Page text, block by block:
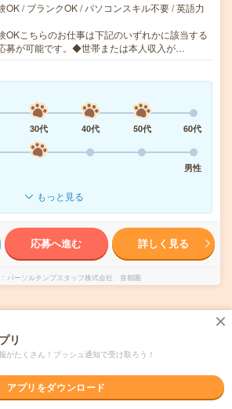
OK / ブランクOK / パソコンスキル不要 / 英語力
OKこちらのお仕事は下記のいずれかに該当する
募が可能です。◆世帯または本人収入が…
30代 40代 50代
60代
男性
もっと見る
応募へ進む 詳しく見る
パーソルテンプスタッフ株式会社 首都圏
り！穏やか環境！経理＆サポ
未経験もOK
土日祝日が休み 在宅・リモート
リ
がたくさん！プッシュ通知で受け取ろう！
アプリをダウンロード